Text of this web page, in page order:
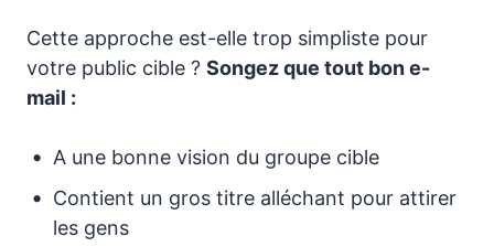
Cette approche est-elle trop simpliste pour
votre public cible ? Songez que tout bon e-
mail :
A une bonne vision du groupe cible
Contient un gros titre alléchant pour attirer
les gens